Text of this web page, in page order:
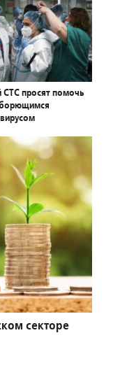
СТС просят помочь
секторе